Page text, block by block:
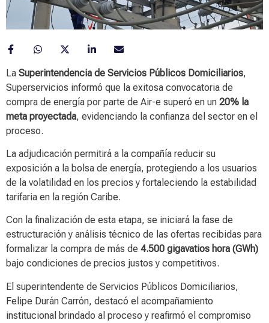
La Superintendencia de Servicios Públicos Domiciliarios,
Superservicios informó que la exitosa convocatoria de
compra de energía por parte de Air-e superó en un 20% la
meta proyectada, evidenciando la confianza del sector en el
proceso.
La adjudicación permitirá a la compañía reducir su
exposición a la bolsa de energía, protegiendo a los usuarios
de la volatilidad en los precios y fortaleciendo la estabilidad
tarifaria en la región Caribe.
Con la finalización de esta etapa, se iniciará la fase de
estructuración y análisis técnico de las ofertas recibidas para
formalizar la compra de más de 4.500 gigavatios hora (GWh)
bajo condiciones de precios justos y competitivos.
El superintendente de Servicios Públicos Domiciliarios,
Felipe Durán Carrón, destacó el acompañamiento
institucional brindado al proceso y reafirmó el compromiso